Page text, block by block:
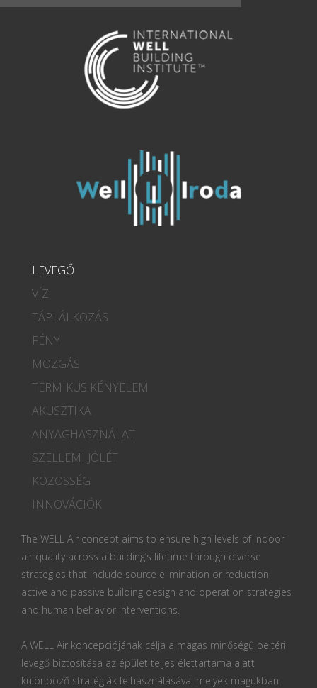
LEVEGŐ
VÍZ
TÁPLÁLKOZÁS
FÉNY
MOZGÁS
TERMIKUS KÉNYELEM
AKUSZTIKA
ANYAGHASZNÁLAT
SZELLEMI JÓLÉT
KÖZÖSSÉG
INNOVÁCIÓK
The WELL Air concept aims to ensure high levels of indoor
air quality across a building’s lifetime through diverse
strategies that include source elimination or reduction,
active and passive building design and operation strategies
and human behavior interventions.
A WELL Air koncepciójának célja a magas minőségű beltéri
levegő biztosítása az épület teljes élettartama alatt
különböző stratégiák felhasználásával melyek magukban